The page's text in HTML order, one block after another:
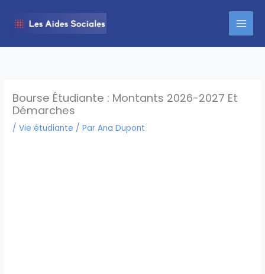
Bourse Étudiante : Montants 2026-2027 Et
Démarches
/Vie étudiante / ParAna Dupont